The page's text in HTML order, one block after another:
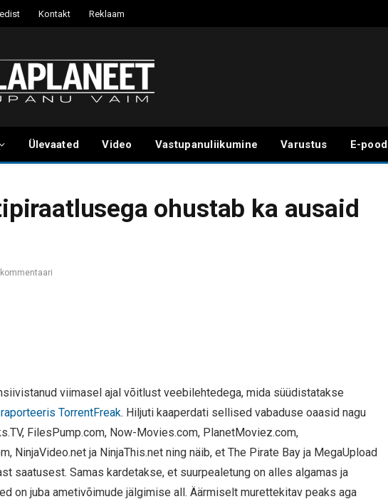
Kontakt Reklaam
Ülevaated Video Vastupanuliikumine Varustus E-pood
ohustab ka ausaid
viimasel ajal võitlust veebilehtedega, mida süüdistatakse
raporteeris TorrentFreak. Hiljuti kaaperdati sellised vabaduse oaasid nagu
FilesPump.com, Now-Movies.com, PlanetMoviez.com,
NinjaVideo.net ja NinjaThis.net ning näib, et The Pirate Bay ja MegaUpload
saatusest. Samas kardetakse, et suurpealetung on alles algamas ja
on juba ametivõimude jälgimise all. Äärmiselt murettekitav peaks aga